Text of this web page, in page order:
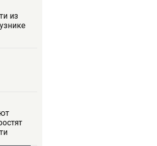
из